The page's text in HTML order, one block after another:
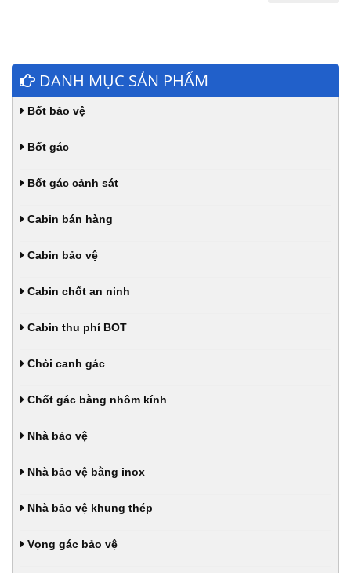
DANH MỤC SẢN PHẨM
Bốt bảo vệ
Bốt gác
Bốt gác cảnh sát
Cabin bán hàng
Cabin bảo vệ
Cabin chốt an ninh
Cabin thu phí BOT
Chòi canh gác
Chốt gác bằng nhôm kính
Nhà bảo vệ
Nhà bảo vệ bằng inox
Nhà bảo vệ khung thép
Vọng gác bảo vệ